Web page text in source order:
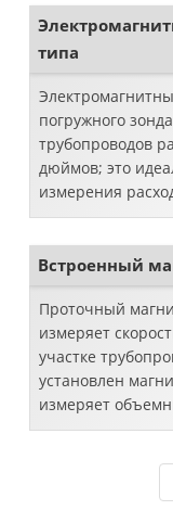
типа
погружного
трубопроводов
дюймов; это
измерения
жидкости
Встроенный
Проточный
измеряет
участке
установлен
измеряет
проводящей